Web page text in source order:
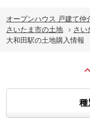
オープンハウス 戸建て仲
さいたま市の土地
さい
大和田駅の土地購入情報
種